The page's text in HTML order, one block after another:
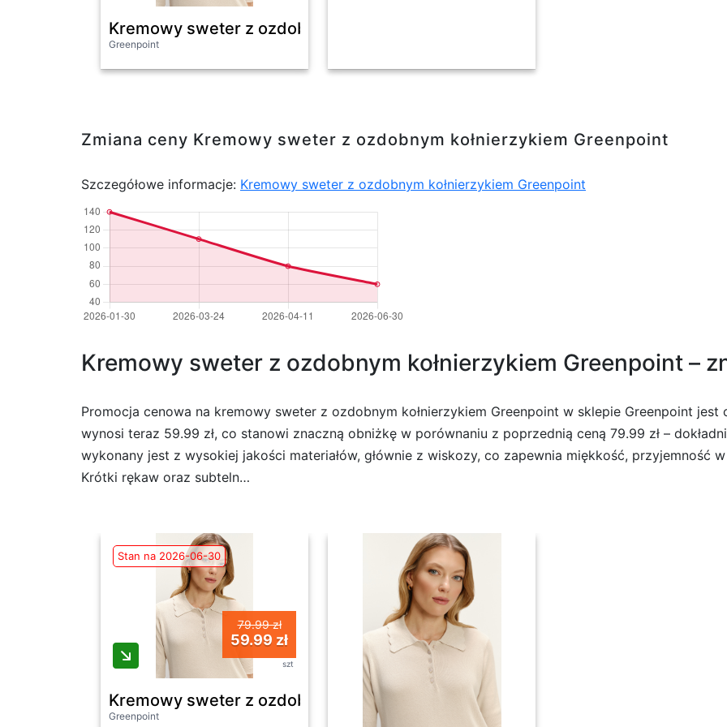
Kremowy sweter z ozdobnym kołnierzykiem Greenpoint
Greenpoint
Zmiana ceny Kremowy sweter z ozdobnym kołnierzykiem Greenpoint
Szczegółowe informacje: Kremowy sweter z ozdobnym kołnierzykiem Greenpoint
Kremowy sweter z ozdobnym kołnierzykiem Greenpoint –
Promocja cenowa na kremowy sweter z ozdobnym kołnierzykiem Greenpoint w sklepie Greenpoint
wynosi teraz 59.99 zł, co stanowi znaczną obniżkę w porównaniu z poprzednią ceną 79.99 zł –
wykonany jest z wysokiej jakości materiałów, głównie z wiskozy, co zapewnia miękkość, przyjemność
Krótki rękaw oraz subteln…
Stan na 2026-06-30
79.99 zł
59.99 zł
szt
Kremowy sweter z ozdobnym kołnierzykiem Greenpoint
Greenpoint